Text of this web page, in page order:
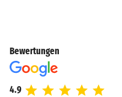
Bewertungen
4.9